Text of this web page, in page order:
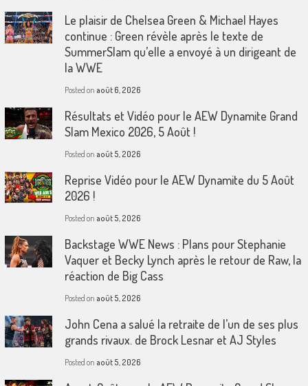
Le plaisir de Chelsea Green & Michael Hayes
continue : Green révèle après le texte de
SummerSlam qu’elle a envoyé à un dirigeant de
la WWE
Posted on août 6, 2026
Résultats et Vidéo pour le AEW Dynamite Grand
Slam Mexico 2026, 5 Août !
Posted on août 5, 2026
Reprise Vidéo pour le AEW Dynamite du 5 Août
2026 !
Posted on août 5, 2026
Backstage WWE News : Plans pour Stephanie
Vaquer et Becky Lynch après le retour de Raw, la
réaction de Big Cass
Posted on août 5, 2026
John Cena a salué la retraite de l’un de ses plus
grands rivaux. de Brock Lesnar et AJ Styles
Posted on août 5, 2026